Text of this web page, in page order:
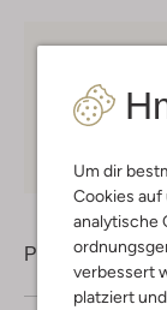
Um dir
Cookies auf
analytische
verbessert
platziert
Mitglieder in
Kauf auf